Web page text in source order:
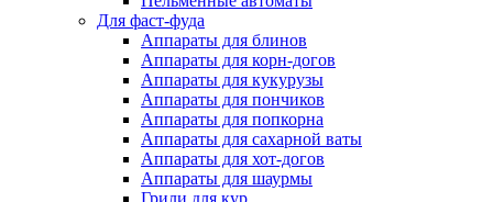
Для фаст-фуда
Аппараты для блинов
Аппараты для корн-догов
Аппараты для кукурузы
Аппараты для пончиков
Аппараты для попкорна
Аппараты для сахарной ваты
Аппараты для хот-догов
Аппараты для шаурмы
Грили для кур